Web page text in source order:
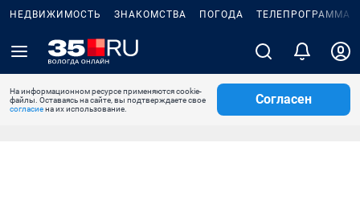
НЕДВИЖИМОСТЬ ЗНАКОМСТВА ПОГОДА ТЕЛЕПРОГРАММА
На информационном ресурсе применяются cookie-
файлы. Оставаясь на сайте, вы подтверждаете свое
согласиена их использование.
Согласен